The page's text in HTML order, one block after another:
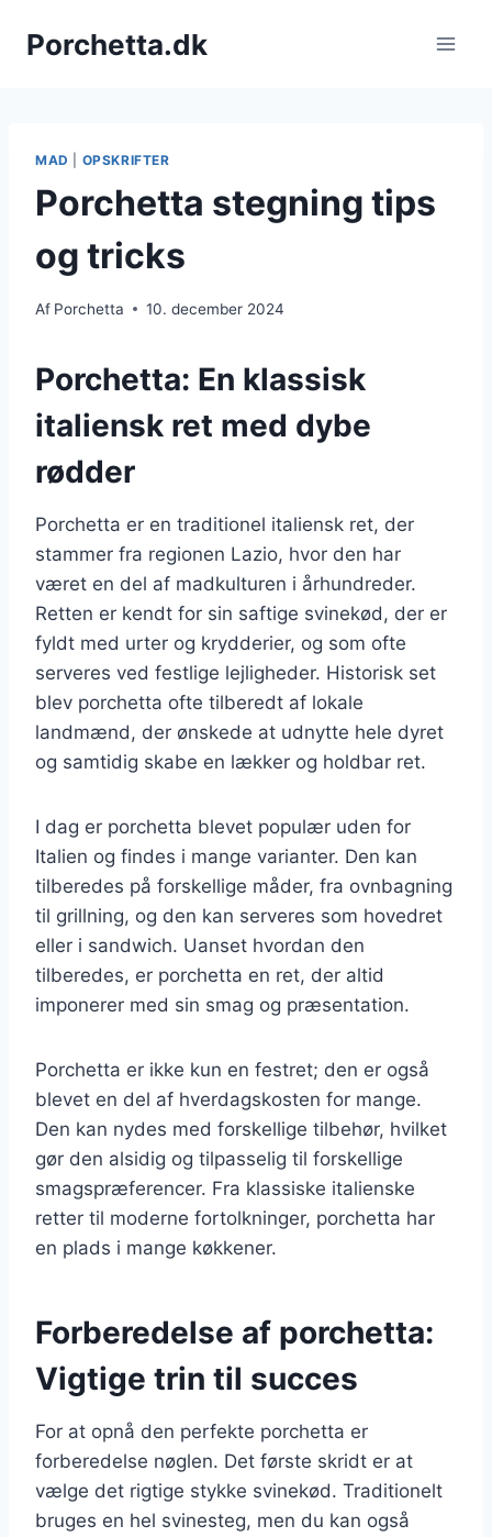
Porchetta.dk
MAD OPSKRIFTER
Porchetta stegning tips
og tricks
Af Porchetta 10. december 2024
Porchetta: En klassisk
italiensk ret med dybe
rødder
Porchetta er en traditionel italiensk ret, der
stammer fra regionen Lazio, hvor den har
været en del af madkulturen i århundreder.
Retten er kendt for sin saftige svinekød, der er
fyldt med urter og krydderier, og som ofte
serveres ved festlige lejligheder. Historisk set
blev porchetta ofte tilberedt af lokale
landmænd, der ønskede at udnytte hele dyret
og samtidig skabe en lækker og holdbar ret.
I dag er porchetta blevet populær uden for
Italien og findes i mange varianter. Den kan
tilberedes på forskellige måder, fra ovnbagning
til grillning, og den kan serveres som hovedret
eller i sandwich. Uanset hvordan den
tilberedes, er porchetta en ret, der altid
imponerer med sin smag og præsentation.
Porchetta er ikke kun en festret; den er også
blevet en del af hverdagskosten for mange.
Den kan nydes med forskellige tilbehør, hvilket
gør den alsidig og tilpasselig til forskellige
smagspræferencer. Fra klassiske italienske
retter til moderne fortolkninger, porchetta har
en plads i mange køkkener.
Forberedelse af porchetta:
Vigtige trin til succes
For at opnå den perfekte porchetta er
forberedelse nøglen. Det første skridt er at
vælge det rigtige stykke svinekød. Traditionelt
bruges en hel svinesteg, men du kan også